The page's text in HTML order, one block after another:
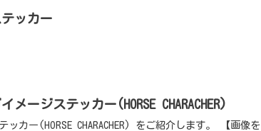
ッカー
メージステッカー(HORSE CHARACHER)
ッカー(HORSE CHARACHER) をご紹介します。 【画像を